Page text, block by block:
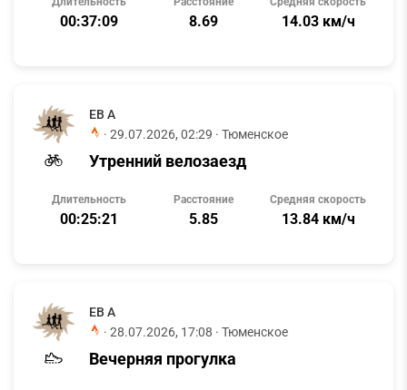
00:37:09 8.69 14.03 км/ч
ЕВ А
· 29.07.2026, 02:29 · Тюменское
Утренний велозаезд
Длительность
00:25:21
Расстояние
5.85
Средняя скорость
13.84 км/ч
ЕВ А
· 28.07.2026, 17:08 · Тюменское
Вечерняя прогулка